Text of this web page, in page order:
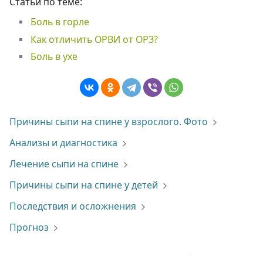
Боль в горле
Как отличить ОРВИ от ОРЗ?
Боль в ухе
Причины сыпи на спине у взрослого. Фото
Анализы и диагностика
Лечение сыпи на спине
Причины сыпи на спине у детей
Последствия и осложнения
Прогноз